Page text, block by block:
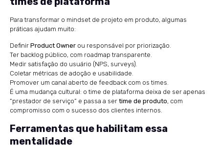
Para transformar o mindset de projeto em produto, algumas
práticas ajudam muito:
Definir Product Owner ou responsável por priorização.
Ter backlog público, com roadmap transparente.
Medir satisfação do usuário (NPS, surveys).
Coletar métricas de adoção e usabilidade.
Promover um canal aberto de feedback com os times.
É uma mudança cultural: o time de plataforma deixa de ser apenas
“prestador de serviço” e passa a ser time de produto, com
compromisso com o sucesso dos clientes internos.
Ferramentas que habilitam essa
mentalidade